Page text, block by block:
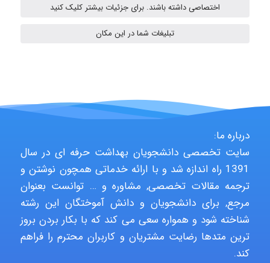
Shamim.khojasteh74
monakh
Rtk2099
اختصاصی داشته باشند. برای جزئیات بیشتر کلیک کنید
تبلیغات شما در این مکان
درباره ما:
سایت تخصصی دانشجویان بهداشت حرفه ای در سال
1391 راه اندازه شد و با ارائه خدماتی همچون نوشتن و
ترجمه مقالات تخصصی, مشاوره و … توانست بعنوان
مرجع, برای دانشجویان و دانش آموختگان این رشته
شناخته شود و همواره سعی می کند که با بکار بردن بروز
ترین متدها رضایت مشتریان و کاربران محترم را فراهم
کند.